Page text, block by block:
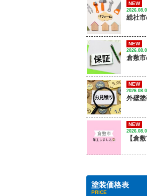
NEW
NEW
NEW
NEW
塗装価格表
PRICE